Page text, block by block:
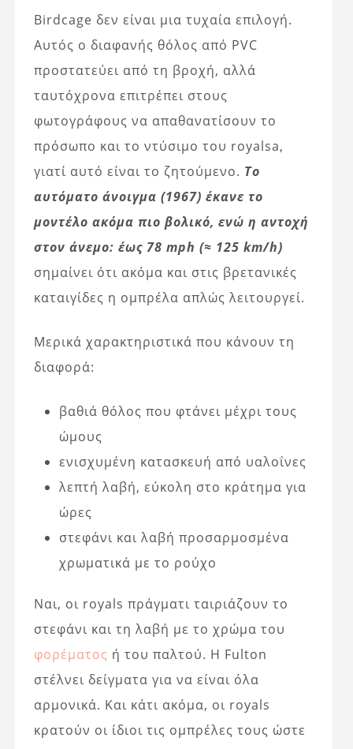
Birdcage δεν είναι μια τυχαία επιλογή.
Αυτός ο διαφανής θόλος από PVC
προστατεύει από τη βροχή, αλλά
ταυτόχρονα επιτρέπει στους
φωτογράφους να απαθανατίσουν το
πρόσωπο και το ντύσιμο του royalsa,
γιατί αυτό είναι το ζητούμενο. Το
αυτόματο άνοιγμα (1967) έκανε το
μοντέλο ακόμα πιο βολικό, ενώ η αντοχή
στον άνεμο: έως 78 mph (≈ 125 km/h)
σημαίνει ότι ακόμα και στις βρετανικές
καταιγίδες η ομπρέλα απλώς λειτουργεί.
Μερικά χαρακτηριστικά που κάνουν τη
διαφορά:
βαθιά θόλος που φτάνει μέχρι τους
ώμους
ενισχυμένη κατασκευή από υαλοΐνες
λεπτή λαβή, εύκολη στο κράτημα για
ώρες
στεφάνι και λαβή προσαρμοσμένα
χρωματικά με το ρούχο
Ναι, οι royals πράγματι ταιριάζουν το
στεφάνι και τη λαβή με το χρώμα του
φορέματος ή του παλτού. Η Fulton
στέλνει δείγματα για να είναι όλα
αρμονικά. Και κάτι ακόμα, οι royals
κρατούν οι ίδιοι τις ομπρέλες τους ώστε